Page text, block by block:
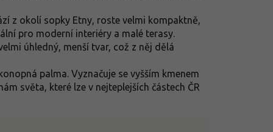
z okolí sopky Etny, roste velmi kompaktně,
pro moderní interiéry a malé terasy.
úhledný, menší tvar, což z něj dělá
palma. Vyznačuje se vyšším kmenem
světa, které lze v nejteplejších částech ČR